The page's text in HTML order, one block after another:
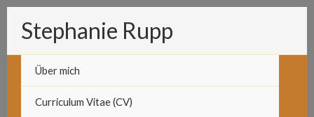
Zum
Inhalt
springenStephanie Rupp
Über mich
Curriculum Vitae (CV)